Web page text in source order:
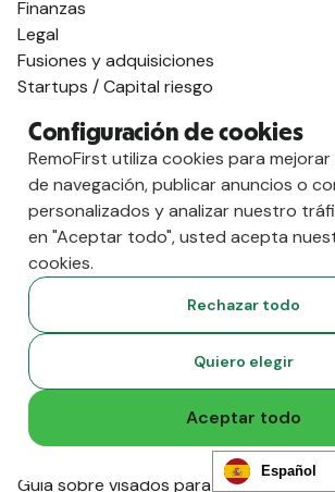
Finanzas
Legal
Fusiones y adquisiciones
Startups / Capital riesgo
Oferta de talento en IA
Contratar a nivel mundial
Empleador oficial en España
Empleador oficial en EE. UU.
Empleador oficial en Alemania
Empleador oficial en la India
Empleador oficial en el Reino Unido
Empleador oficial en México
Empleador oficial en Australia
Ver todas las guías de países
Apoyo para visados
Guía de visados para el Reino Unido
Guía para obtener el visado para la
Guía sobre visados para Portugal
Configuración de cookies
RemoFirst utiliza cookies para
de navegación, publicar anuncios o
personalizados y analizar nuestro
en "Aceptar todo", usted acepta
cookies.
Rechazar todo
Quiero elegir
Aceptar todo
Español